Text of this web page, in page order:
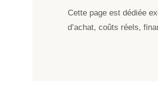
Cette page est dédiée
d’achat, coûts réels,